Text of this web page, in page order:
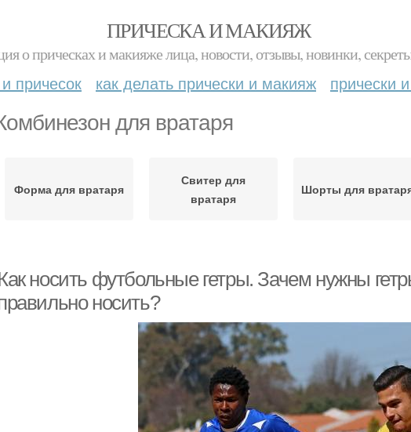
ПРИЧЕСКА И МАКИЯЖ
о прическах и макияже лица, новости, отзывы, новинки,
причесок как делать прически и макияж прически
для вратаря
Форма для вратаря
Свитер для
вратаря
Шорты для
носить футбольные гетры. Зачем нужны
носить?